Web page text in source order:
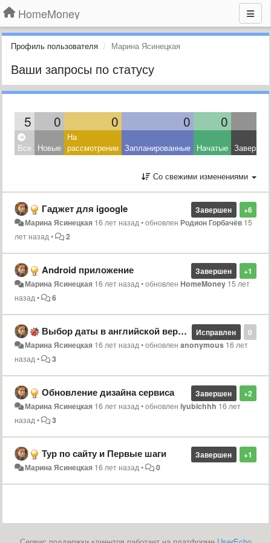
HomeMoney
Профиль пользователя Марина Ясинецкая
Ваши запросы по статусу
5 0 0 0 0
Все Новые
На
рассмотрении Запланированные Начатые
Со свежими изменениями
+6
Завершен
Гаджет для igoogle
Марина Ясинецкая 16 лет назад•обновленРодион Горбачёв 15
лет назад• 2
+1
Завершен
Android приложение
Марина Ясинецкая 16 лет назад•обновлен HomeMoney 15 лет
назад• 6
0
Исправлен
Выбор даты в английской версии
Марина Ясинецкая 16 лет назад•обновленanonymous 16 лет
назад• 3
+2
Завершен
Обновление дизайна сервиса
Марина Ясинецкая 16 лет назад•обновленlyubichhh 16 лет
назад• 3
+1
Завершен
Тур по сайту и Первые шаги
Марина Ясинецкая 16 лет назад• 0